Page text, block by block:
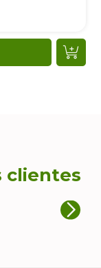
clientes